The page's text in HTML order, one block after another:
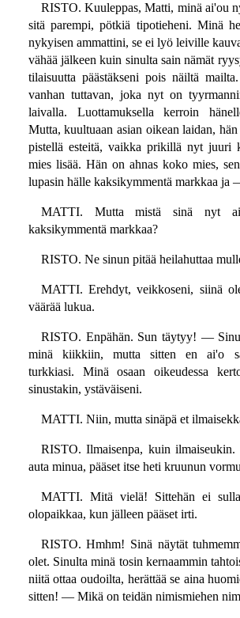
RISTO. Kuuleppas, Matti, minä ai'ou
sitä parempi, pötkiä tipotieheni. Minä
nykyisen ammattini, se ei lyö leiville
vähää jälkeen kuin sinulta sain nämät
tilaisuutta päästäkseni pois näiltä
vanhan tuttavan, joka nyt on
laivalla. Luottamuksella kerroin
Mutta, kuultuaan asian oikean laidan,
pistellä esteitä, vaikka prikillä nyt juuri
mies lisää. Hän on ahnas koko mies,
lupasin hälle kaksikymmentä markkaa ja
MATTI. Mutta mistä sinä nyt
kaksikymmentä markkaa?
RISTO. Ne sinun pitää heilahuttaa
MATTI. Erehdyt, veikkoseni, siinä
väärää lukua.
RISTO. Enpähän. Sun täytyy! —
minä kiikkiin, mutta sitten en ai'o
turkkiasi. Minä osaan oikeudessa
sinustakin, ystäväiseni.
MATTI. Niin, mutta sinäpä et
RISTO. Ilmaisenpa, kuin
auta minua, pääset itse heti kruunun
MATTI. Mitä vielä! Sittehän ei
olopaikkaa, kun jälleen pääset irti.
RISTO. Hmhm! Sinä näytät
olet. Sinulta minä tosin kernaammin
niitä ottaa oudoilta, herättää se aina
sitten! — Mikä on teidän nimismiehen